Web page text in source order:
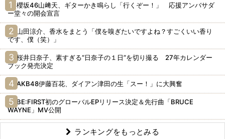
櫻坂46山﨑天、ギターかき鳴らし「行くぞー！」 応援アンバサダ
ー堂々の開会宣言
山田涼介、香水をまとう「僕を嗅ぎたいですよね？すごくいい香り
です、僕（笑）」
桜井日奈子、素すぎる“日奈子の１日”を切り撮る 27年カレンダー
ブック発売決定
AKB48伊藤百花、ダイアン津田の生「スー！」に大興奮
BE:FIRST初のグローバルEPリリース決定＆先行曲「BRUCE
WAYNE」MV公開
ランキングをもっとみる